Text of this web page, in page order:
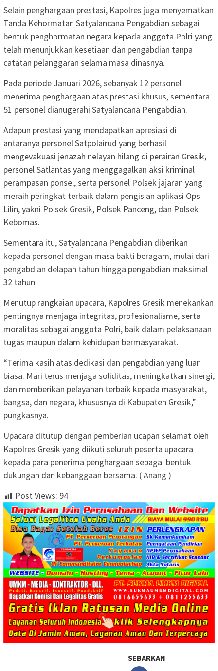
Selain penghargaan prestasi, Kapolres juga menyematkan
Tanda Kehormatan Satyalancana Pengabdian sebagai
bentuk penghormatan negara kepada anggota Polri yang
telah menunjukkan kesetiaan dan pengabdian tanpa
catatan pelanggaran selama masa dinasnya.
Pada periode Januari 2026, sebanyak 12 personel
menerima penghargaan atas prestasi khusus, sementara
51 personel dianugerahi Satyalancana Pengabdian.
Adapun prestasi yang mendapatkan apresiasi di
antaranya personel Satpolairud yang berhasil
mengevakuasi jenazah nelayan hilang di perairan Gresik,
personel Satlantas yang menggagalkan aksi kriminal
perampasan ponsel, serta personel Polsek jajaran yang
meraih peringkat terbaik dalam pengisian aplikasi Ops
Lilin, yakni Polsek Gresik, Polsek Panceng, dan Polsek
Kebomas.
Sementara itu, Satyalancana Pengabdian diberikan
kepada personel dengan masa bakti beragam, mulai dari
pengabdian delapan tahun hingga pengabdian maksimal
32 tahun.
Menutup rangkaian upacara, Kapolres Gresik menekankan
pentingnya menjaga integritas, profesionalisme, serta
moralitas sebagai anggota Polri, baik dalam pelaksanaan
tugas maupun dalam kehidupan bermasyarakat.
“Terima kasih atas dedikasi dan pengabdian yang luar
biasa. Mari terus menjaga soliditas, meningkatkan sinergi,
dan memberikan pelayanan terbaik kepada masyarakat,
bangsa, dan negara, khususnya di Kabupaten Gresik,”
pungkasnya.
Upacara ditutup dengan pemberian ucapan selamat oleh
Kapolres Gresik yang diikuti seluruh peserta upacara
kepada para penerima penghargaan sebagai bentuk
dukungan dan kebanggaan bersama. ( Anang )
Post Views: 94
SEBARKAN